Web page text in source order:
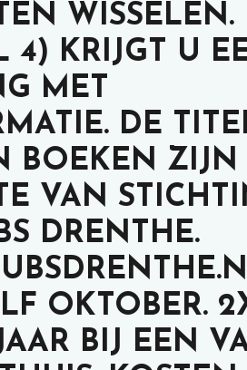
WISSELEN.
4) KRIJGT U
MET
DE
BOEKEN ZIJN
VAN
DRENTHE.
OKTOBER.
BIJ EEN